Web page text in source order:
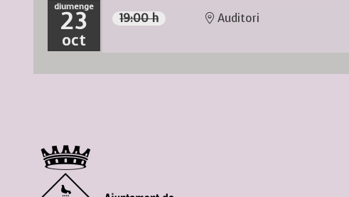
diumenge
23
oct
19:00 h Auditori